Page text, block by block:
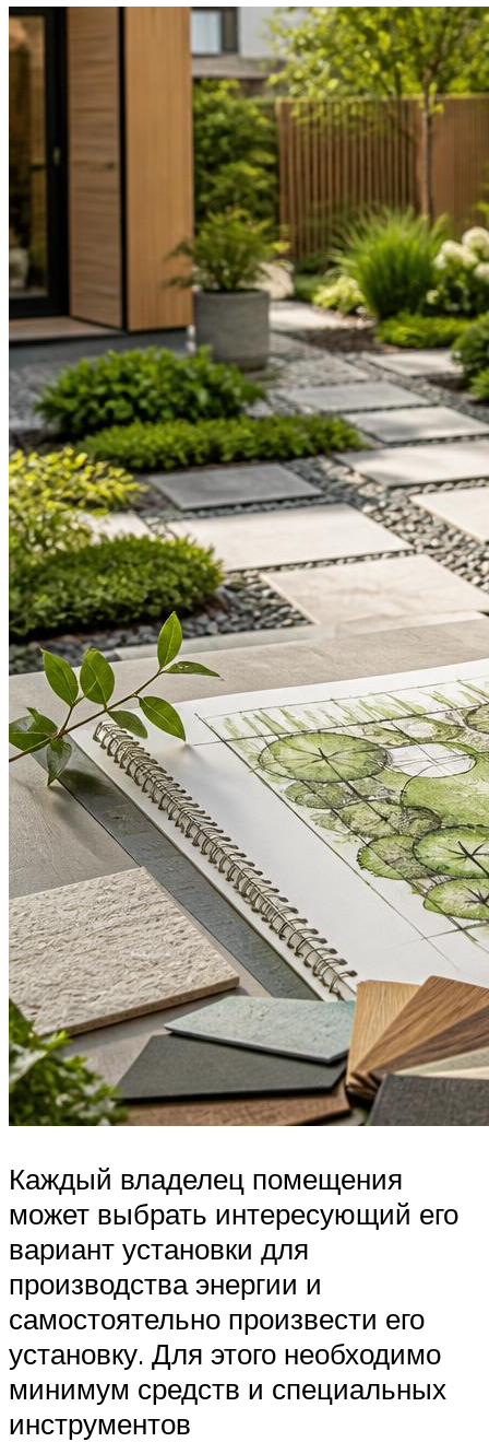
Каждый владелец помещения
может выбрать интересующий его
вариант установки для
производства энергии и
самостоятельно произвести его
установку. Для этого необходимо
минимум средств и специальных
инструментов